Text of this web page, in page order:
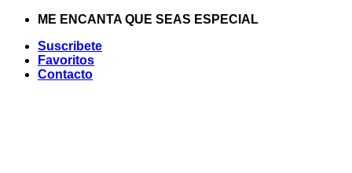
Saltar
contenido
ME ENCANTA QUE SEAS ESPECIAL
Suscribete
Favoritos
Contacto